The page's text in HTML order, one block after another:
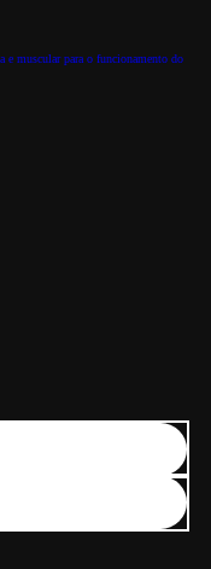
e muscular para o funcionamento do